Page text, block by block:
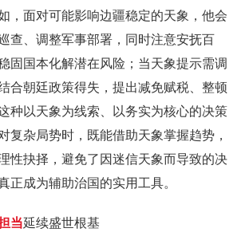
，面对可能影响边疆稳定的天象，他会
查、调整军事部署，同时注意安抚百
固国本化解潜在风险；当天象提示需调
合朝廷政策得失，提出减免赋税、整顿
种以天象为线索、以务实为核心的决策
复杂局势时，既能借助天象掌握趋势，
性抉择，避免了因迷信天象而导致的决
正成为辅助治国的实用工具。
当延续盛世根基